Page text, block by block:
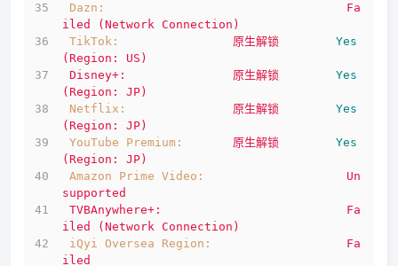
Dazn:
Fa
iled
(Network Connection)
TikTok:
原生解锁
Yes
(Region:
US)
Disney+:
原生解锁
Yes
(Region:
JP)
Netflix:
原生解锁
Yes
(Region:
JP)
YouTube Premium:
原生解锁
Yes
(Region:
JP)
Amazon Prime Video:
Un
supported
TVBAnywhere+:
Fa
iled
(Network Connection)
iQyi Oversea Region:
Fa
iled